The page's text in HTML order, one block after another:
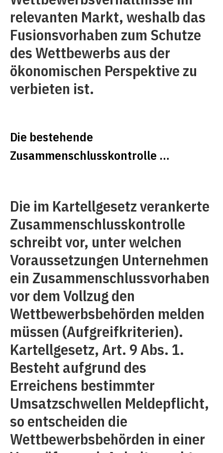
relevanten Markt, weshalb das
Fusionsvorhaben zum Schutze
des Wettbewerbs aus der
ökonomischen Perspektive zu
verbieten ist.
Die bestehende
Zusammenschlusskontrolle …
Die im Kartellgesetz verankerte
Zusammenschlusskontrolle
schreibt vor, unter welchen
Voraussetzungen Unternehmen
ein Zusammenschlussvorhaben
vor dem Vollzug den
Wettbewerbsbehörden melden
müssen (Aufgreifkriterien).
Kartellgesetz, Art. 9 Abs. 1.
Besteht aufgrund des
Erreichens bestimmter
Umsatzschwellen Meldepflicht,
so entscheiden die
Wettbewerbsbehörden in einer